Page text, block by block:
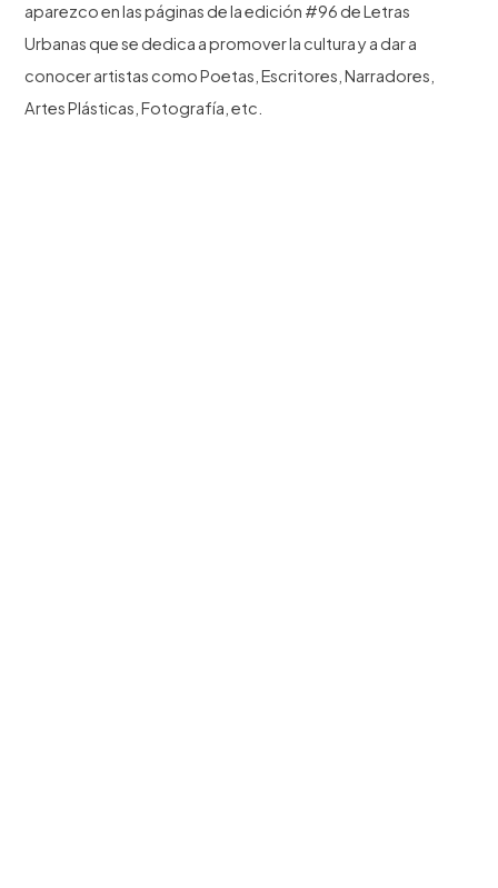
aparezco en las páginas de la edición #96 de Letras
Urbanas que se dedica a promover la cultura y a dar a
conocer artistas como Poetas, Escritores, Narradores,
Artes Plásticas, Fotografía, etc.